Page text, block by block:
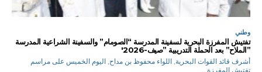
وطني
تفتيش المفرزة البحرية لسفينة المدرسة “الصومام” والسفينة الشراعية المدرسة
”الملاح” بعد الحملة التدريبية ”صيف-2026′
أشرف قائد القوات البحرية, اللواء محفوظ بن مداح, اليوم الخميس على مراسم
تفتيش المفرزة...